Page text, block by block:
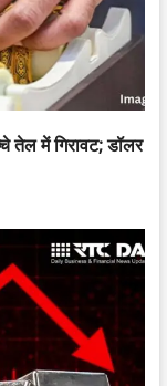
तेल में गिरावट; डॉलर